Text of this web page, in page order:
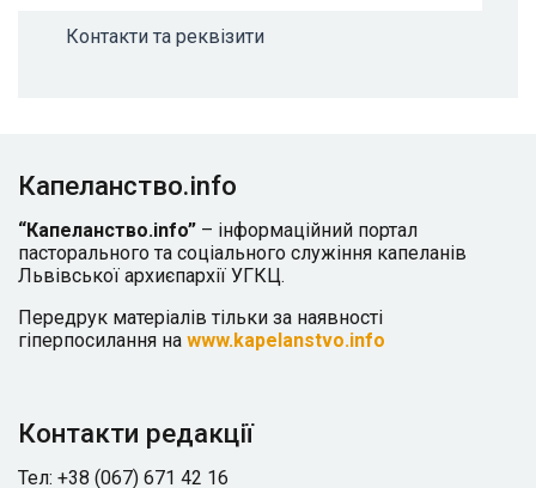
Контакти та реквізити
Капеланство.info
“Капеланство.info” – інформаційний портал
пасторального та соціального служіння капеланів
Львівської архиєпархії УГКЦ.
Передрук матеріалів тільки за наявності
гіперпосилання на www.kapelanstvo.info
Контакти редакції
Тел: +38 (067) 671 42 16